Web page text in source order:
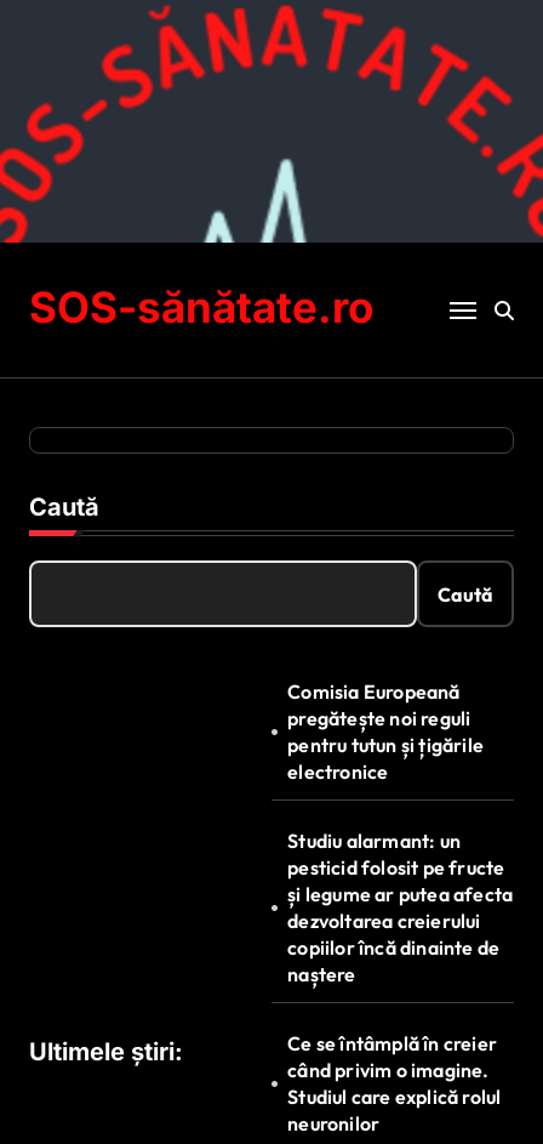
SOS-sănătate.ro
Caută
Caută
Ultimele știri:
Comisia Europeană
pregătește noi reguli
pentru tutun și țigările
electronice
Studiu alarmant: un
pesticid folosit pe fructe
și legume ar putea afecta
dezvoltarea creierului
copiilor încă dinainte de
naștere
Ce se întâmplă în creier
când privim o imagine.
Studiul care explică rolul
neuronilor